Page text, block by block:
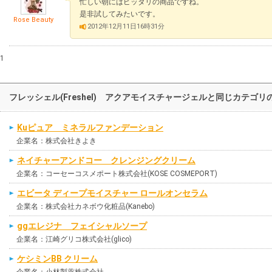
Rose Beauty
忙しい朝にはピッタリの商品ですね。
是非試してみたいです。
2012年12月11日16時31分
1
フレッシェル(Freshel) アクアモイスチャージェルと同じカテゴリ
Kuピュア ミネラルファンデーション
企業名：株式会社きよき
ネイチャーアンドコー クレンジングクリーム
企業名：コーセーコスメポート株式会社(KOSE COSMEPORT)
エビータ ディープモイスチャー ロールオンセラム
企業名：株式会社カネボウ化粧品(Kanebo)
ggエレジナ フェイシャルソープ
企業名：江崎グリコ株式会社(glico)
ケシミンBB クリーム